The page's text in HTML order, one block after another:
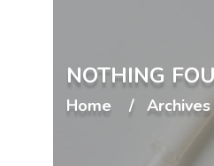
NOTHING
Home